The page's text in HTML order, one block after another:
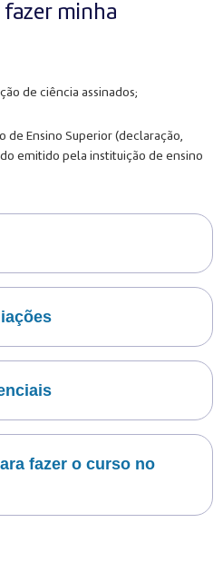
fazer minha
de ciência assinados;
de Ensino Superior (declaração,
emitido pela instituição de ensino
fazer o curso no